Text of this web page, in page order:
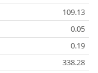
109.13
0.05
0.19
338.28